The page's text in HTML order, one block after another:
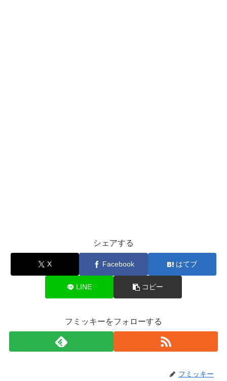
シェアする
X Facebook はてブ
LINE コピー
フミッキーをフォローする
フミッキー